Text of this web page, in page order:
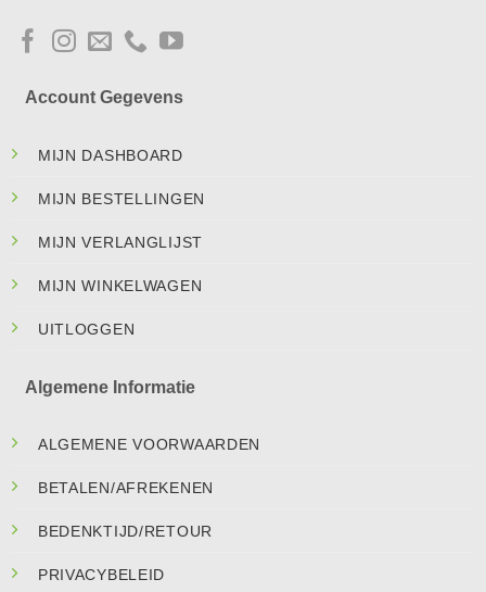
Account Gegevens
MIJN DASHBOARD
MIJN BESTELLINGEN
MIJN VERLANGLIJST
MIJN WINKELWAGEN
UITLOGGEN
Algemene Informatie
ALGEMENE VOORWAARDEN
BETALEN/AFREKENEN
BEDENKTIJD/RETOUR
PRIVACYBELEID